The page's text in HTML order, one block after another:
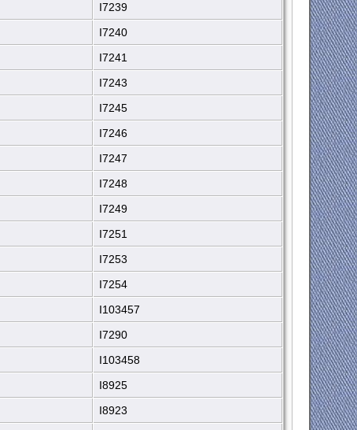
I7239
I7240
I7241
I7243
I7245
I7246
I7247
I7248
I7249
I7251
I7253
I7254
I103457
I7290
I103458
I8925
I8923